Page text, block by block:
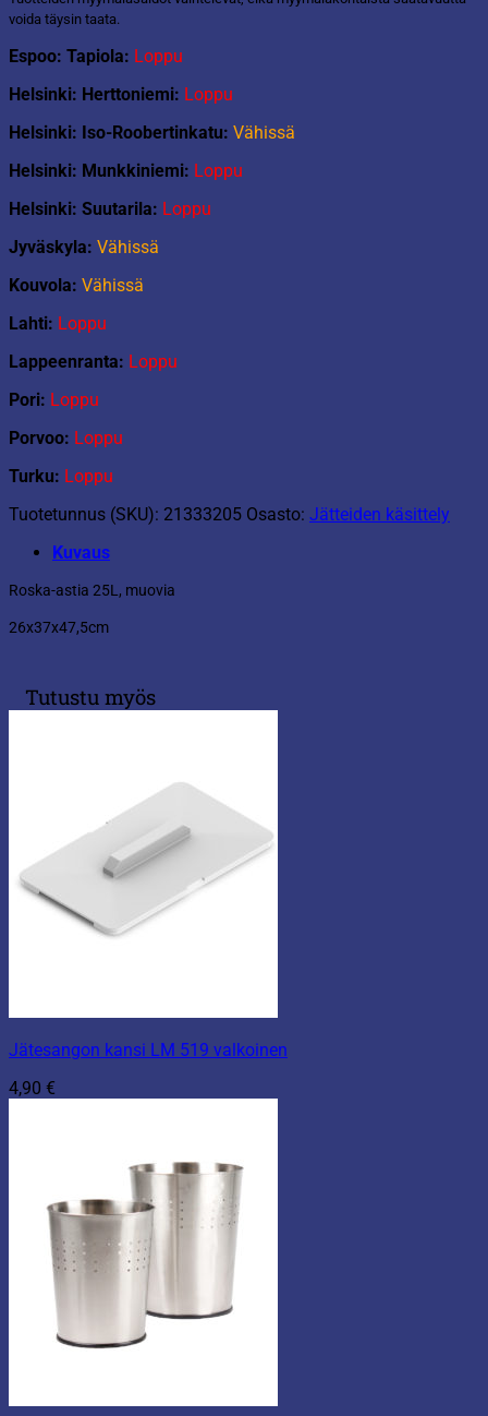
voida täysin taata.
Espoo: Tapiola: Loppu
Helsinki: Herttoniemi: Loppu
Helsinki: Iso-Roobertinkatu: Vähissä
Helsinki: Munkkiniemi: Loppu
Helsinki: Suutarila: Loppu
Jyväskyla: Vähissä
Kouvola: Vähissä
Lahti: Loppu
Lappeenranta: Loppu
Pori: Loppu
Porvoo: Loppu
Turku: Loppu
Tuotetunnus (SKU): 21333205 Osasto: Jätteiden käsittely
Kuvaus
Roska-astia 25L, muovia
26x37x47,5cm
Tutustu myös
Jätesangon kansi LM 519 valkoinen
4,90 €